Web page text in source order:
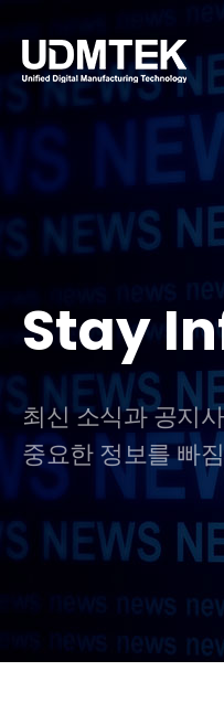
Stay
최신 소식과 공지
중요한 정보를 빠